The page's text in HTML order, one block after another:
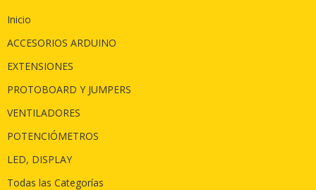
Inicio
ACCESORIOS ARDUINO
EXTENSIONES
PROTOBOARD Y JUMPERS
VENTILADORES
POTENCIÓMETROS
LED, DISPLAY
Todas las Categorías